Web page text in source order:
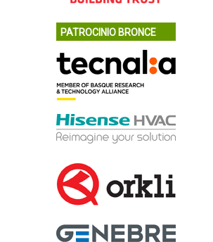
PATROCINIO BRONCE